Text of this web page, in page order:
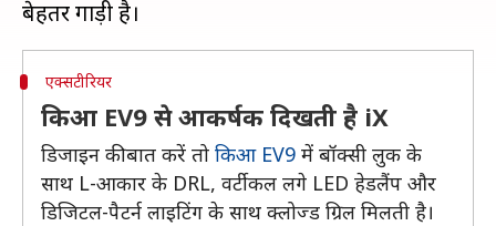
एक्सटीरियर
किआ EV9 से आकर्षक दिखती है iX
डिजाइन की बात करें तो किआ EV9 में बॉक्सी लुक के
साथ L-आकार के DRL, वर्टीकल लगे LED हेडलैंप और
डिजिटल-पैटर्न लाइटिंग के साथ क्लोज्ड ग्रिल मिलती है।